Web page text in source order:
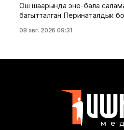
талаптарын так
Ош шаарында эне-бала
багытталган Перинаталдык
министрлигинин басма сөз
энелерге жана ымыркайларга
08 авг. 2026 09:31